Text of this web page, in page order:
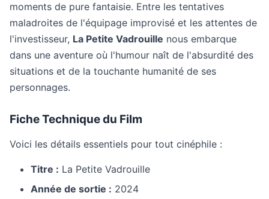
moments de pure fantaisie. Entre les tentatives
maladroites de l'équipage improvisé et les attentes de
l'investisseur, La Petite Vadrouille nous embarque
dans une aventure où l'humour naît de l'absurdité des
situations et de la touchante humanité de ses
personnages.
Fiche Technique du Film
Voici les détails essentiels pour tout cinéphile :
Titre : La Petite Vadrouille
Année de sortie : 2024